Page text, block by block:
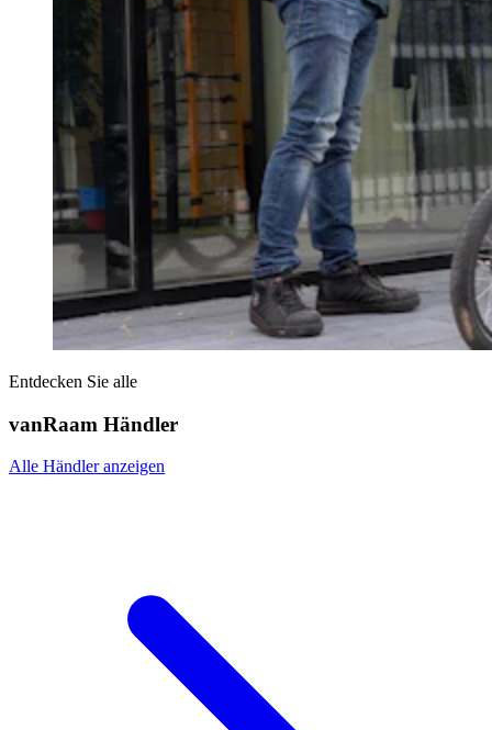
Entdecken Sie alle
vanRaam Händler
Alle Händler anzeigen